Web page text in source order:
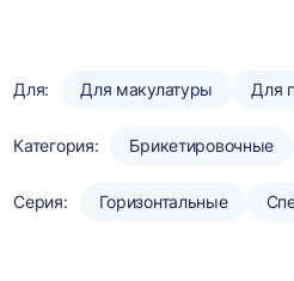
Для: Для макулатуры Для
Категория: Брикетировочные
Серия: Горизонтальные